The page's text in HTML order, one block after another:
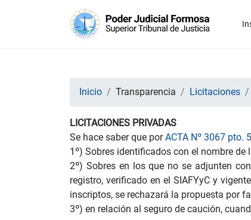
Inicio Transparencia Licitaciones
LICITACIONES PRIVADAS
Se hace saber que porACTA Nº 3067 pto.
1º) Sobres identificados con el nombre
2º) Sobres en los que no se adjunten
registro, verificado en el SIAFYyC y
inscriptos, se rechazará la propuesta por
3º) en relación al seguro de caución,